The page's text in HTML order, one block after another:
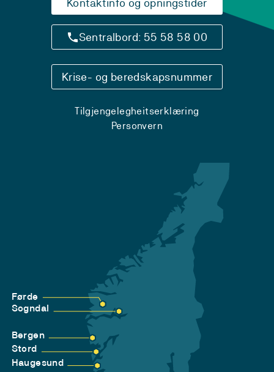
Kontaktinfo og opningstider
Sentralbord: 55 58 58 00
Krise- og beredskapsnummer
Tilgjengelegheitserklæring
Personvern
Førde
Sogndal
Bergen
Stord
Haugesund